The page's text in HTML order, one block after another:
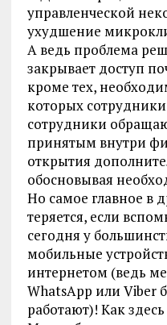
управленческой
ухудшение
А ведь проблема
закрывает доступ
кроме тех,
которых
сотрудники
принятым внутри
открытия
обосновывая
Но самое главное в
теряется, если
сегодня у
мобильные
интернетом (ведь
WhatsApp или Viber
работают)! Как